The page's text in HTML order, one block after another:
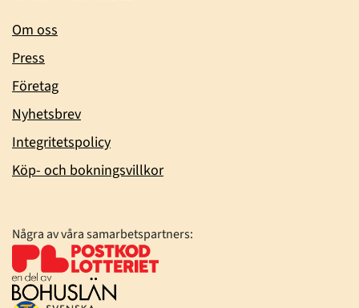
Om oss
Press
Företag
Nyhetsbrev
Integritetspolicy
Köp- och bokningsvillkor
Några av våra samarbetspartners: